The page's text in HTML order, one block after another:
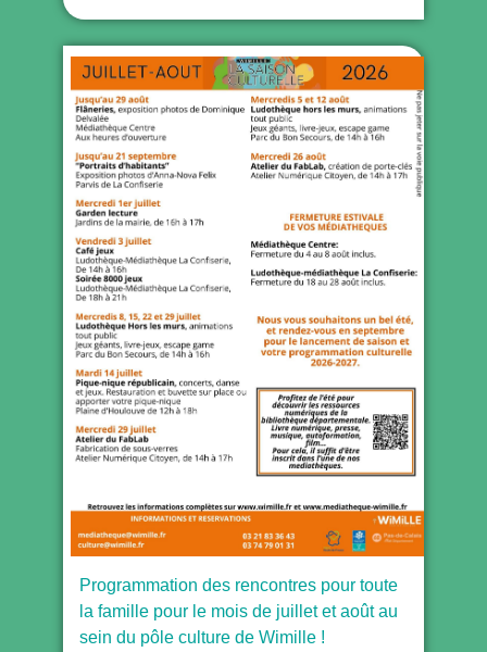
Programmation des rencontres pour toute
la famille pour le mois de juillet et août au
sein du pôle culture de Wimille !